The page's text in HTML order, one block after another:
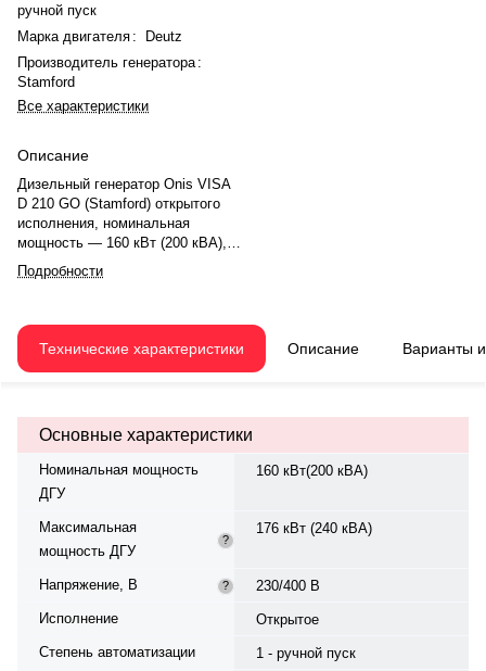
ручной пуск
Марка двигателя :
Deutz
Производитель генератора :
Stamford
Все характеристики
Описание
Дизельный генератор Onis VISA
D 210 GO (Stamford) открытого
исполнения, номинальная
мощность — 160 кВт (200 кВА),
максимальная — 176 кВт (240
кВА). Двигатель Deutz BF6M
электронным регулятором
оборотов. Система охлаждения
синхронный, трёхфазный, 230/400
В, 50 Гц. Производитель
— дизель, объем бака — 360 л.
Расход топлива при 75%
автономной работы при 75%
мощности — 9,5 ч. Степень
габариты: 2980×1140×1770 мм.
Страна происхождения —
или 1000 моточасов.
Подробности
Технические характеристики Описание Варианты
Основные характеристики
Номинальная мощность
ДГУ
160 кВт(200 кВА)
Максимальная
мощность ДГУ
?
176 кВт (240 кВА)
Напряжение, В ?
230/400 В
Исполнение
Открытое
Степень автоматизации
1 - ручной пуск